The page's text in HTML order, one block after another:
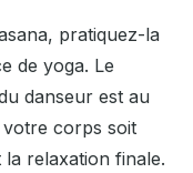
pratiquez-la
de yoga. Le
danseur est au
votre corps soit
relaxation finale.